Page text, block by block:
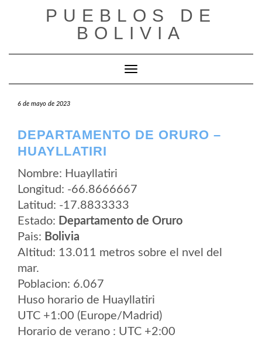
PUEBLOS DE
BOLIVIA
Cambiar modo de navegación
6 de mayo de 2023
DEPARTAMENTO DE ORURO –
HUAYLLATIRI
Nombre: Huayllatiri
Longitud: -66.8666667
Latitud: -17.8833333
Estado: Departamento de Oruro
Pais: Bolivia
Altitud: 13.011 metros sobre el nvel del
mar.
Poblacion: 6.067
Huso horario de Huayllatiri
UTC +1:00 (Europe/Madrid)
Horario de verano : UTC +2:00